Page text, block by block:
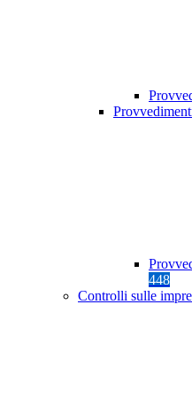
448
Controlli sulle